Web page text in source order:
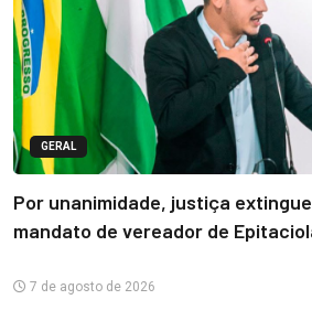
GERAL
Por unanimidade, justiça
mandato de vereador de
7 de agosto de 2026